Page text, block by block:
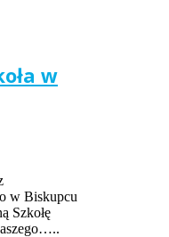
w
w Biskupcu
Szkołę